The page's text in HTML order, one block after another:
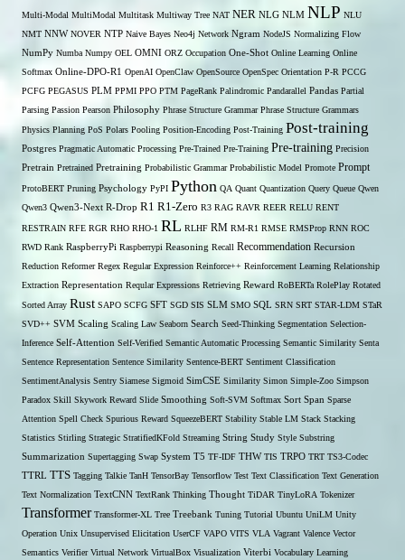
Multi-Modal MultiModal Multitask Multiway Tree NAT NER NLG NLM NLP NLU
NMT NNW NOVER NTP Naive Bayes Neo4j Network Ngram NodeJS Normalizing Flow
NumPy Numba Numpy OEL OMNI ORZ Occupation One-Shot Online Learning Online
Softmax Online-DPO-R1 OpenAI OpenClaw OpenSource OpenSpec Orientation P-R PCCG
PCFG PEGASUS PLM PPMI PPO PTM PageRank Palindromic Pandarallel Pandas Partial
Parsing Passion Pearson Philosophy Phrase Structure Grammar Phrase Structure Grammars
Physics Planning PoS Polars Pooling Position-Encoding Post-Training Post-training
Postgres Pragmatic Automatic Processing Pre-Trained Pre-Training Pre-training Precision
Pretrain Pretrained Pretraining Probabilistic Grammar Probabilistic Model Promote Prompt
ProtoBERT Pruning Psychology PyPI Python QA Quant Quantization Query Queue Qwen
Qwen3 Qwen3-Next R-Drop R1 R1-Zero R3 RAG RAVR REER RELU RENT
RESTRAIN RFE RGR RHO RHO-1 RL RLHF RM RM-R1 RMSE RMSProp RNN ROC
RWD Rank RaspberryPi Raspberrypi Reasoning Recall Recommendation Recursion
Reduction Reformer Regex Regular Expression Reinforce++ Reinforcement Learning Relationship
Extraction Representation Reqular Expressions Retrieving Reward RoBERTa RolePlay Rotated
Sorted Array Rust SAPO SCFG SFT SGD SIS SLM SMO SQL SRN SRT STAR-LDM STaR
SVD++ SVM Scaling Scaling Law Seaborn Search Seed-Thinking Segmentation Selection-
Inference Self-Attention Self-Verified Semantic Automatic Processing Semantic Similarity Senta
Sentence Representation Sentence Similarity Sentence-BERT Sentiment Classification
SentimentAnalysis Sentry Siamese Sigmoid SimCSE Similarity Simon Simple-Zoo Simpson
Paradox Skill Skywork Reward Slide Smoothing Soft-SVM Softmax Sort Span Sparse
Attention Spell Check Spurious Reward SqueezeBERT Stability Stable LM Stack Stacking
Statistics Stirling Strategic StratifiedKFold Streaming String Study Style Substring
Summarization Supertagging Swap System T5 TF-IDF THW TIS TRPO TRT TS3-Codec
TTRL TTS Tagging Talkie TanH TensorBay Tensorflow Test Text Classification Text Generation
Text Normalization TextCNN TextRank Thinking Thought TiDAR TinyLoRA Tokenizer
Transformer Transformer-XL Tree Treebank Tuning Tutorial Ubuntu UniLM Unity
Operation Unix Unsupervised Elicitation UserCF VAPO VITS VLA Vagrant Valence Vector
Semantics Verifier Virtual Network VirtualBox Visualization Viterbi Vocabulary Learning